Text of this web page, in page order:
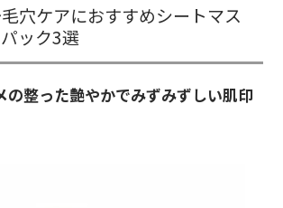
穴ケアにおすすめシートマス
ック3選
の整った艶やかでみずみずしい肌印